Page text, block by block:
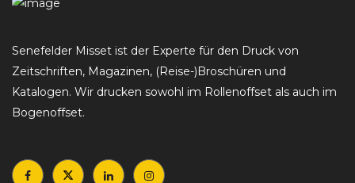
Senefelder Misset ist der Experte für den Druck von
Zeitschriften, Magazinen, (Reise-)Broschüren und
Katalogen. Wir drucken sowohl im Rollenoffset als auch im
Bogenoffset.